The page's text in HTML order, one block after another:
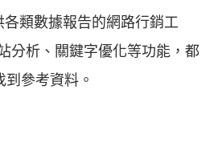
各類數據報告的網路行銷工
分析、關鍵字優化等功能，都
參考資料。